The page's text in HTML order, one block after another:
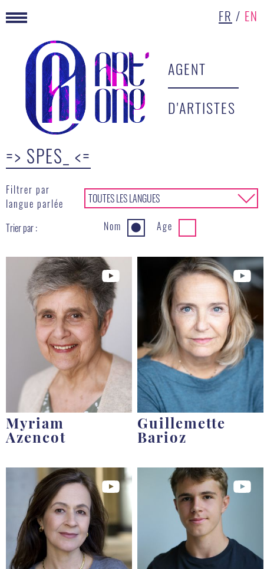
FR / EN
AGENT
D'ARTISTES
=> SPES_ <=
Filtrer par
langue parlée
TOUTES LES LANGUES ▾
Trier par : Nom Age
Myriam
Azencot
Guillemette
Barioz